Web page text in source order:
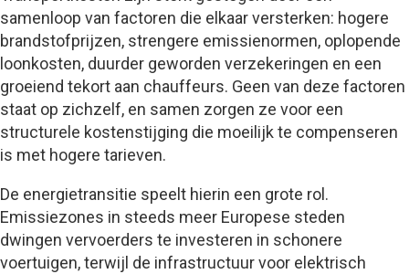
samenloop van factoren die elkaar versterken: hogere
brandstofprijzen, strengere emissienormen, oplopende
loonkosten, duurder geworden verzekeringen en een
groeiend tekort aan chauffeurs. Geen van deze factoren
staat op zichzelf, en samen zorgen ze voor een
structurele kostenstijging die moeilijk te compenseren
is met hogere tarieven.
De energietransitie speelt hierin een grote rol.
Emissiezones in steeds meer Europese steden
dwingen vervoerders te investeren in schonere
voertuigen, terwijl de infrastructuur voor elektrisch